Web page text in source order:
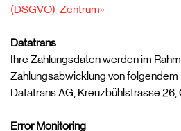
(DSGVO)-Zentrum»
Datatrans
Ihre Zahlungsdaten werden im
Zahlungsabwicklung von
Datatrans AG, Kreuzbühlstrasse
Error Monitoring